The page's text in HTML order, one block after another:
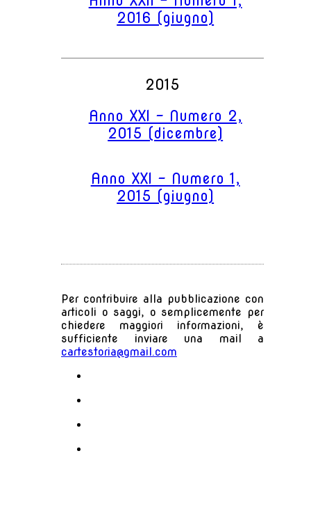
2016 (giugno)
2015
Anno XXI - Numero 2,
2015 (dicembre)
Anno XXI - Numero 1,
2015 (giugno)
Per contribuire alla pubblicazione con
articoli o saggi, o semplicemente per
chiedere maggiori informazioni, è
sufficiente inviare una mail a
cartestoria@gmail.com